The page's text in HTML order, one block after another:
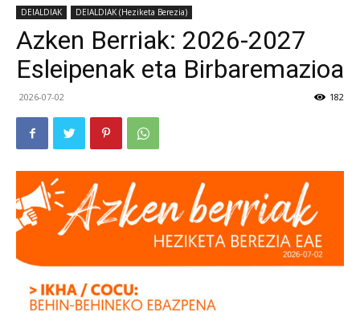
DEIALDIAK DEIALDIAK (Heziketa Berezia)
Azken Berriak: 2026-2027
Esleipenak eta Birbaremazioa
2026-07-02 182